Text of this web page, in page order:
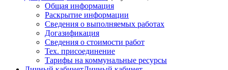
Общая информация
Раскрытие информации
Сведения о выполняемых работах
Догазификация
Сведения о стоимости работ
Тех. присоединение
Тарифы на коммунальные ресурсы